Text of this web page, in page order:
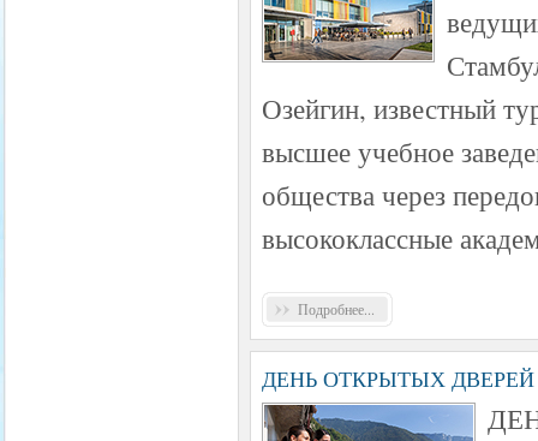
Озейгин, известный
высшее учебное
общества через
высококлассные
Подробнее...
ДЕНЬ ОТКРЫТЫХ ДВЕРЕЙ